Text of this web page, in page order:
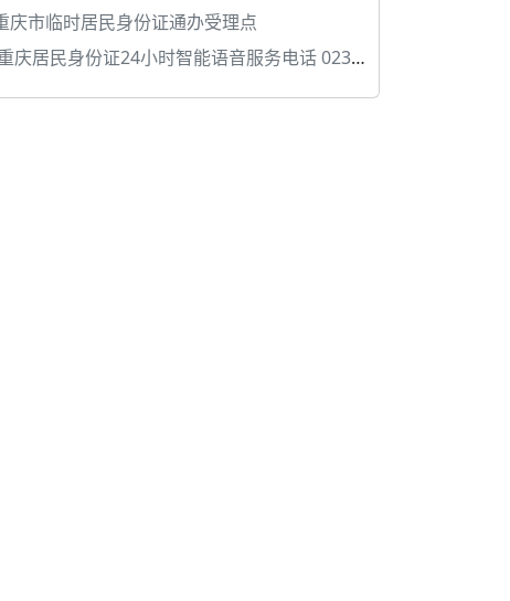
庆市临时居民身份证通办受理点
庆居民身份证24小时智能语音服务电话 023-63750094